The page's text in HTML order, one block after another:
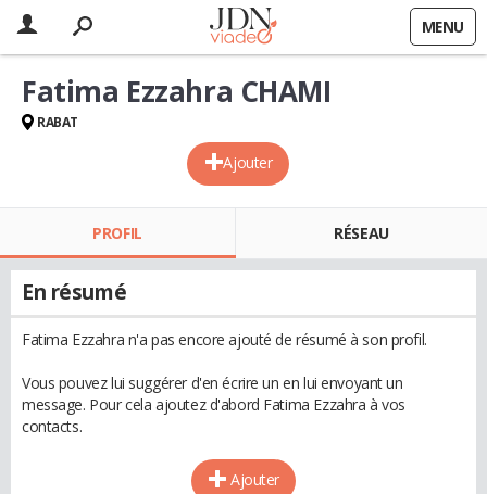
MENU
Ajouter
Fatima Ezzahra CHAMI
RABAT
PROFIL RÉSEAU
En résumé
Fatima Ezzahra n'a pas encore ajouté de résumé à son profil.
Vous pouvez lui suggérer d'en écrire un en lui envoyant un
message. Pour cela ajoutez d'abord Fatima Ezzahra à vos
contacts.
Ajouter